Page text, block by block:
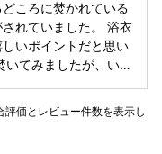
、食べて欲しいと思
イマイチって感じで
ころに焚かれている
れていました。 浴衣
いポイントだと思い
ど用意されていまし
べては楽しめません
評価とレビュー件数を表示し